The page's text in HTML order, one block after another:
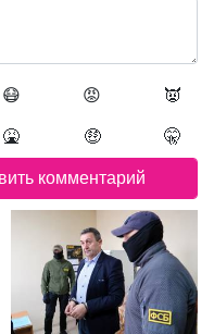
😷 😡 👿
🤮 🤑 🤫